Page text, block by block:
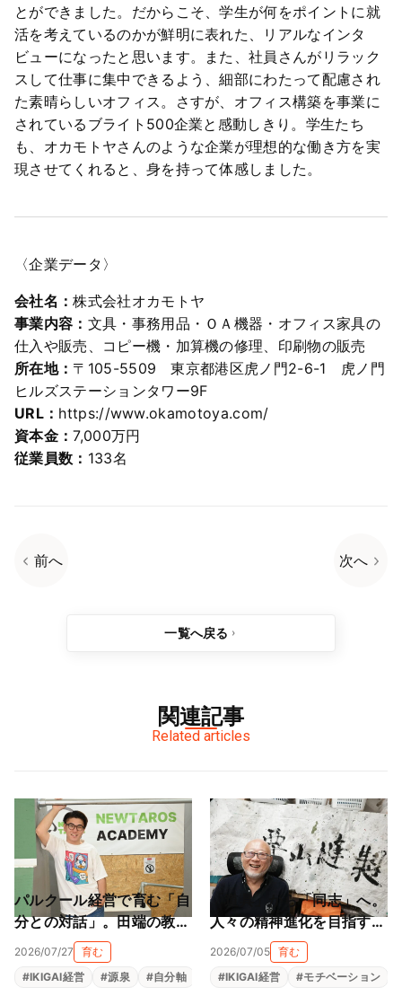
とができました。だからこそ、学生が何をポイントに就
活を考えているのかが鮮明に表れた、リアルなインタ
ビューになったと思います。また、社員さんがリラック
スして仕事に集中できるよう、細部にわたって配慮され
た素晴らしいオフィス。さすが、オフィス構築を事業に
されているブライト500企業と感動しきり。学生たち
も、オカモトヤさんのような企業が理想的な働き方を実
現させてくれると、身を持って体感しました。
〈企業データ〉
会社名：株式会社オカモトヤ
事業内容： 文具・事務用品・ＯＡ機器・オフィス家具の
仕入や販売、コピー機・加算機の修理、印刷物の販売
所在地： 〒105-5509 東京都港区虎ノ門2-6-1 虎ノ門
ヒルズステーションタワー9F
URL： https://www.okamotoya.com/
資本金：7,000万円
従業員数： 133名
前へ 次へ
一覧へ戻る
関連記事
Related articles
パルクール経営で育む「自
分との対話」。田端の教室
が作る大人も子供も輝ける
居場所（NEWTAROS ）
2026/07/27
育む
#IKIGAI経営 #源泉 #自分軸 自己理解 #自律型人材育成
「道具」から「同志」へ。
人々の精神進化を目指す地
球黒字化経営（栗山縫製株
2026/07/05 育む
#IKIGAI経営 #モチベーション